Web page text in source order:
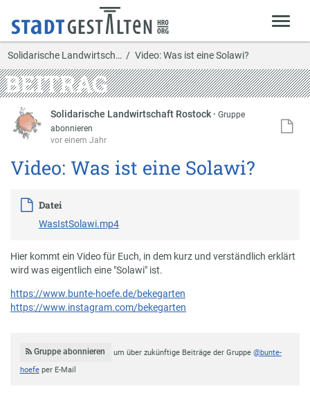
Solidarische Landwirtsch… Video: Was ist eine Solawi?
BEITRAG
Solidarische Landwirtschaft Rostock ·Gruppe
abonnieren
vor einem Jahr
Video: Was ist eine Solawi?
Datei
WasIstSolawi.mp4
Hier kommt ein Video für Euch, in dem kurz und verständlich erklärt
wird was eigentlich eine "Solawi" ist.
https://www.bunte-hoefe.de/bekegarten
https://www.instagram.com/bekegarten
Gruppe abonnieren um über zukünftige Beiträge der Gruppe @bunte-
hoefeper E-Mail